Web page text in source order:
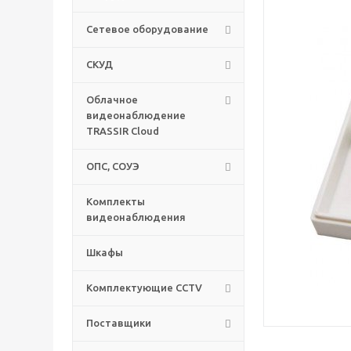
Сетевое оборудование
СКУД
Облачное
видеонаблюдение
TRASSIR Cloud
ОПС, СОУЭ
Комплекты
видеонаблюдения
Шкафы
Комплектующие CCTV
Поставщики